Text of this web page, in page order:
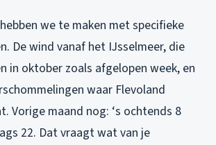
we te maken met specifieke
De wind vanaf het IJsselmeer, die
in oktober zoals afgelopen week, en
waar Flevoland
Vorige maand nog: ‘s ochtends 8
22. Dat vraagt wat van je